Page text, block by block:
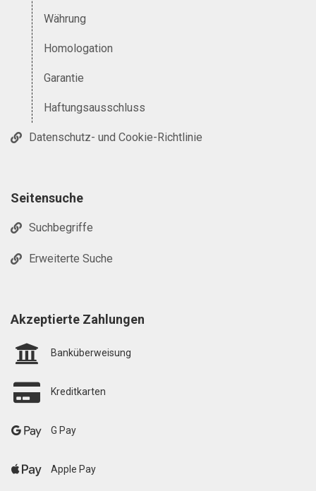
Währung
Homologation
Garantie
Haftungsausschluss
Datenschutz- und Cookie-Richtlinie
Seitensuche
Suchbegriffe
Erweiterte Suche
Akzeptierte Zahlungen
Banküberweisung
Kreditkarten
G Pay
Apple Pay